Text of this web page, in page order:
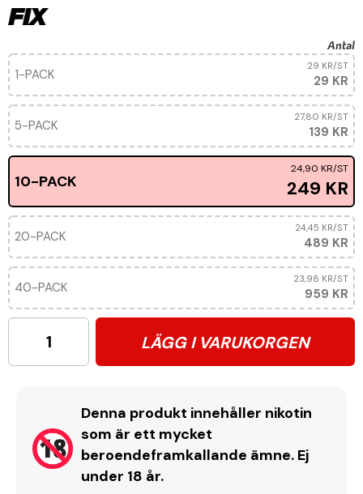
Antal
1-PACK 29 KR
29 KR/ST
5-PACK 139 KR
27,80 KR/ST
10-PACK 249 KR
24,90 KR/ST
20-PACK 489 KR
24,45 KR/ST
40-PACK 959 KR
23,98 KR/ST
LÄGG I VARUKORGEN
Denna produkt innehåller nikotin
som är ett mycket
beroendeframkallande ämne. Ej
under 18 år.